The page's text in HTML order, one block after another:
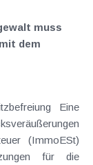
muss
dem
Eine
(ImmoESt)
für die